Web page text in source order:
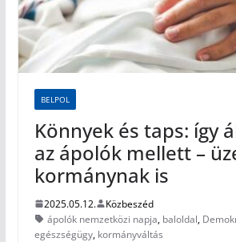
BELPOL
Könnyek és taps: így
az ápolók mellett –
kormánynak is
2025.05.12.
Közbeszéd
ápolók nemzetközi napja, baloldal,
egészségügy, kormányváltás